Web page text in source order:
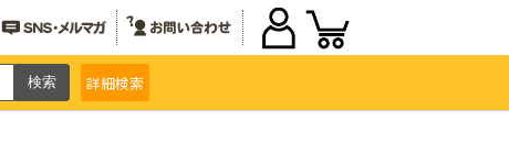
詳細検索